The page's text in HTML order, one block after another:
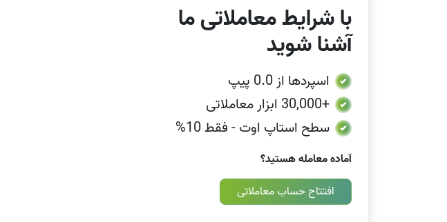
با شرایط معاملاتی ما
آشنا شوید
اسپردها از0.0 پیپ
+30,000
ابزار معاملاتی
سطح استاپ اوت - فقط 10%
آماده معامله هستید؟
افتتاح حساب معاملاتی